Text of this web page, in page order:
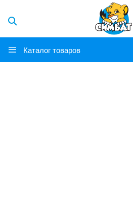
Каталог товаров